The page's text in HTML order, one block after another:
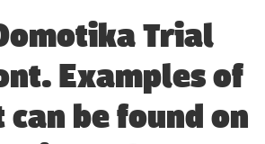
Trial
Examples of
be found on